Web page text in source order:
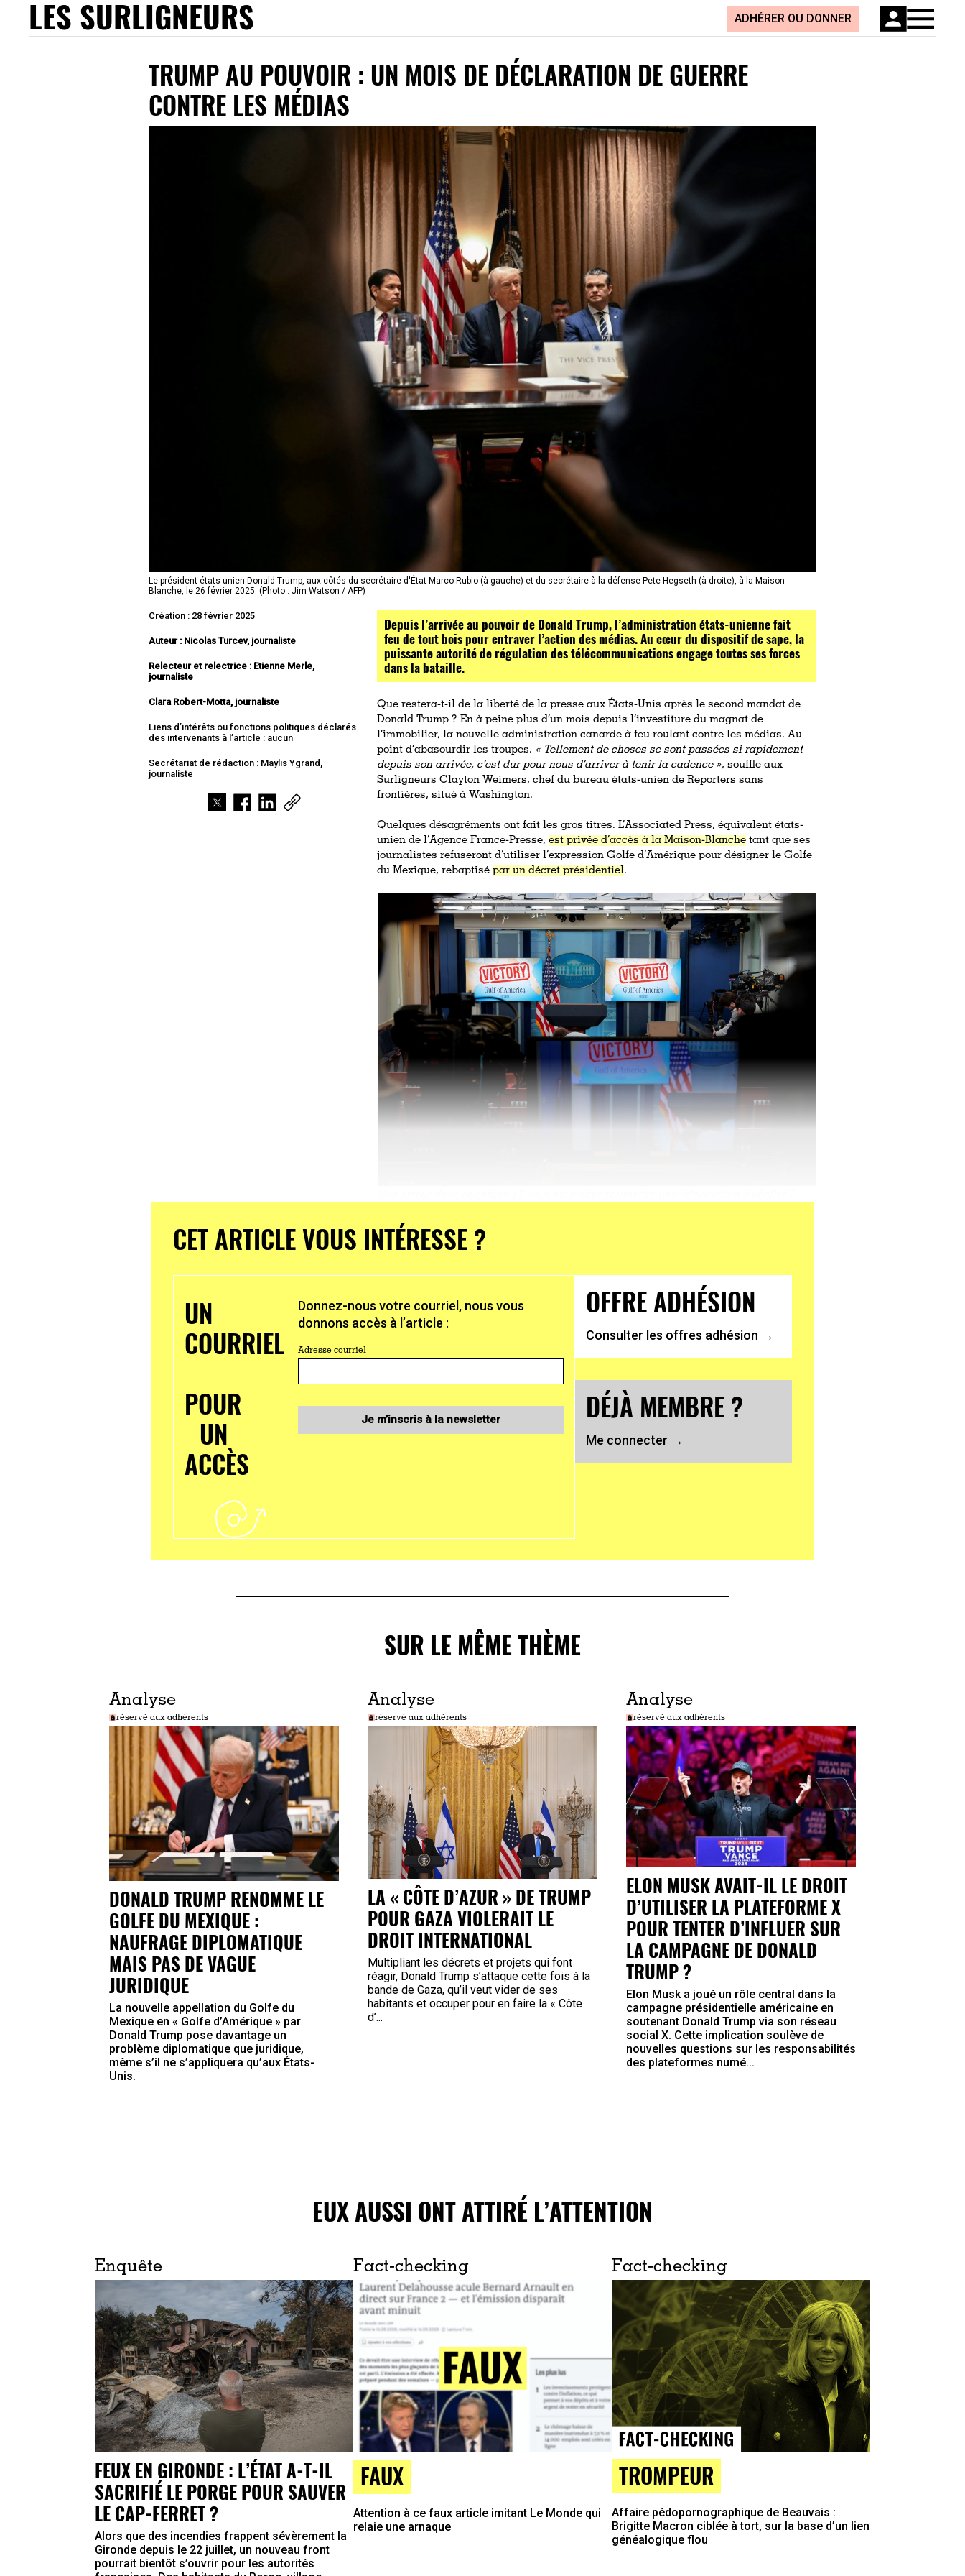
LES SURLIGNEURS ADHÉRER OU DONNER
TRUMP AU POUVOIR : UN MOIS DE DÉCLARATION DE GUERRE
CONTRE LES MÉDIAS
Le président états-unien Donald Trump, aux côtés du secrétaire d'État Marco Rubio (à gauche) et du secrétaire à la défense Pete Hegseth (à droite), à la Maison
Blanche, le 26 février 2025. (Photo : Jim Watson / AFP)
Création : 28 février 2025
Auteur : Nicolas Turcev, journaliste
Relecteur et relectrice : Etienne Merle,
journaliste
Clara Robert-Motta, journaliste
Liens d’intérêts ou fonctions politiques déclarés
des intervenants à l’article : aucun
Secrétariat de rédaction : Maylis Ygrand,
journaliste
Depuis l’arrivée au pouvoir de Donald Trump, l’administration états-unienne fait
feu de tout bois pour entraver l’action des médias. Au cœur du dispositif de sape, la
puissante autorité de régulation des télécommunications engage toutes ses forces
dans la bataille.
Que restera-t-il de la liberté de la presse aux États-Unis après le second mandat de
Donald Trump ? En à peine plus d’un mois depuis l’investiture du magnat de
l’immobilier, la nouvelle administration canarde à feu roulant contre les médias. Au
point d’abasourdir les troupes. « Tellement de choses se sont passées si rapidement
depuis son arrivée, c’est dur pour nous d’arriver à tenir la cadence », souffle aux
Surligneurs Clayton Weimers, chef du bureau états-unien de Reporters sans
frontières, situé à Washington.
Quelques désagréments ont fait les gros titres. L’Associated Press, équivalent états-
unien de l’Agence France-Presse,est privée d’accès à la Maison-Blanche tant que ses
journalistes refuseront d’utiliser l’expression Golfe d’Amérique pour désigner le Golfe
du Mexique, rebaptisépar un décret présidentiel.
correction et de soumission d'informations sur la page
CET ARTICLE VOUS INTÉRESSE ?
UN
COURRIEL
POUR
UN
ACCÈS
Donnez-nous votre courriel, nous vous
donnons accès à l’article :
Adresse courriel
Je m’inscris à la newsletter
OFFRE ADHÉSION
Consulter les offres adhésion →
DÉJÀ MEMBRE ?
Me connecter →
SUR LE MÊME THÈME
Analyse
réservé aux adhérents
DONALD TRUMP RENOMME LE
GOLFE DU MEXIQUE :
NAUFRAGE DIPLOMATIQUE
MAIS PAS DE VAGUE
JURIDIQUE
La nouvelle appellation du Golfe du
Mexique en « Golfe d’Amérique » par
Donald Trump pose davantage un
problème diplomatique que juridique,
même s’il ne s’appliquera qu’aux États-
Unis.
Analyse
réservé aux adhérents
LA « CÔTE D’AZUR » DE TRUMP
POUR GAZA VIOLERAIT LE
DROIT INTERNATIONAL
Multipliant les décrets et projets qui font
réagir, Donald Trump s’attaque cette fois à la
bande de Gaza, qu’il veut vider de ses
habitants et occuper pour en faire la « Côte
d’...
Analyse
réservé aux adhérents
ELON MUSK AVAIT-IL LE DROIT
D’UTILISER LA PLATEFORME X
POUR TENTER D’INFLUER SUR
LA CAMPAGNE DE DONALD
TRUMP ?
Elon Musk a joué un rôle central dans la
campagne présidentielle américaine en
soutenant Donald Trump via son réseau
social X. Cette implication soulève de
nouvelles questions sur les responsabilités
des plateformes numé...
EUX AUSSI ONT ATTIRÉ L’ATTENTION
Enquête
FEUX EN GIRONDE : L’ÉTAT A-T-IL
SACRIFIÉ LE PORGE POUR SAUVER
LE CAP-FERRET ?
Alors que des incendies frappent sévèrement la
Gironde depuis le 22 juillet, un nouveau front
pourrait bientôt s’ouvrir pour les autorités
Fact-checking
FAUX
Attention à ce faux article imitant Le Monde qui
relaie une arnaque
Fact-checking
TROMPEUR
Affaire pédopornographique de Beauvais :
Brigitte Macron ciblée à tort, sur la base d’un lien
généalogique flou